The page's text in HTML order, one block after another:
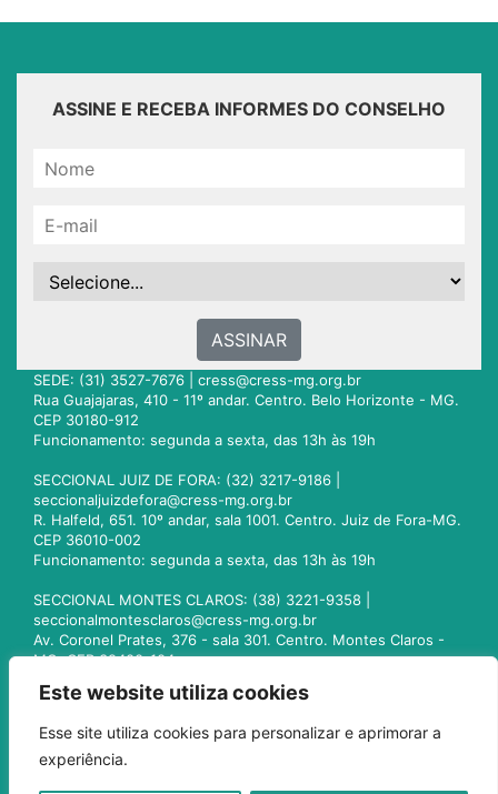
Este website utiliza cookies
Esse site utiliza cookies para personalizar e aprimorar a
experiência.
ASSINE E RECEBA INFORMES DO CONSELHO
ASSINAR
SEDE: (31) 3527-7676 | cress@cress-mg.org.br
Rua Guajajaras, 410 - 11º andar. Centro. Belo Horizonte - MG.
CEP 30180-912
Funcionamento: segunda a sexta, das 13h às 19h
SECCIONAL JUIZ DE FORA: (32) 3217-9186 |
seccionaljuizdefora@cress-mg.org.br
R. Halfeld, 651. 10º andar, sala 1001. Centro. Juiz de Fora-MG.
CEP 36010-002
Funcionamento: segunda a sexta, das 13h às 19h
SECCIONAL MONTES CLAROS: (38) 3221-9358 |
seccionalmontesclaros@cress-mg.org.br
Av. Coronel Prates, 376 - sala 301. Centro. Montes Claros -
MG. CEP 39400-104
seccionaluberlandia@cress-mg.org.br
Av. Afonso Pena, 547 - sala 101. Uberlândia - MG. CEP